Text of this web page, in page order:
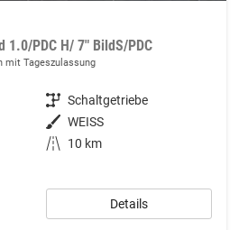
1.0/PDC H/ 7" BildS/PDC
mit Tageszulassung
Getriebe Schaltgetriebe
Außenfarbe WEISS
Kilometerstand
10 km
Details